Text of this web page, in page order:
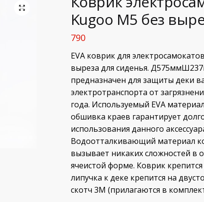
🔍
Kugoo М5 без
790
EVA коврик для
выреза для сиденья.
предназначен для защиты деки
электротранспорта от
года. Используемый EVA
обшивка краев гарантирует
использования данного
Водоотталкивающий материал
вызывает никаких сложностей в
ячеистой форме. Коврик
липучка к деке крепится на
скотч 3М (прилагаются в